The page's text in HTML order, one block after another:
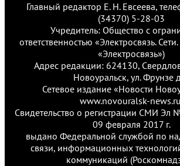
Главный редактор Е. Н. Евсеева,
(34370) 5-28-03
Учредитель: Общество с
ответственностью «Электросвязь.
«Электросвязь»)
Адрес редакции: 624130,
Новоуральск, ул. Фрунзе
Сетевое издание «Новости
www.novouralsk-
Свидетельство о регистрации СМИ
09 февраля 2017 г.
выдано Федеральной службой по
связи, информационных
коммуникаций